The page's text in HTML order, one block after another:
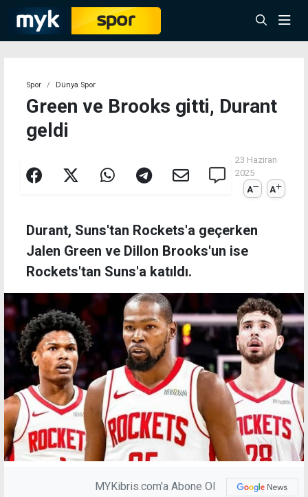
Spor Dünya Spor
Green ve Brooks gitti, Durant
geldi
23 Haziran
2025
A
A
Durant, Suns'tan Rockets'a geçerken
Jalen Green ve Dillon Brooks'un ise
Rockets'tan Suns'a katıldı.
MYKibris.com'a Abone Ol